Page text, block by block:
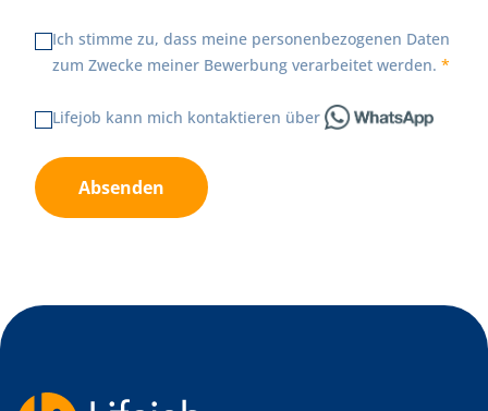
Ich stimme zu, dass meine personenbezogenen Daten
zum Zwecke meiner Bewerbung verarbeitet werden.
Lifejob kann mich kontaktieren über
Absenden